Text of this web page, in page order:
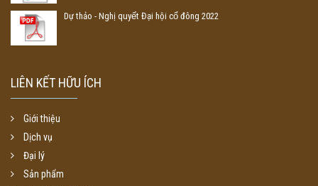
Dự thảo - Nghị quyết Đại hội cổ đông 2022
LIÊN KẾT HỮU ÍCH
Giới thiệu
Dịch vụ
Đại lý
Sản phẩm